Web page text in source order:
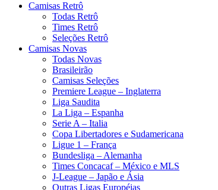
Camisas Retrô
Todas Retrô
Times Retrô
Seleções Retrô
Camisas Novas
Todas Novas
Brasileirão
Camisas Seleções
Premiere League – Inglaterra
Liga Saudita
La Liga – Espanha
Serie A – Italia
Copa Libertadores e Sudamericana
Ligue 1 – França
Bundesliga – Alemanha
Times Concacaf – México e MLS
J-League – Japão e Ásia
Outras Ligas Européias